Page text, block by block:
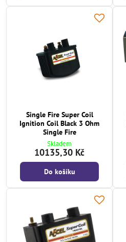
Single Fire Super Coil
Ignition Coil Black 3 Ohm
Single Fire
Skladem
10135,30 Kč
Do košíku